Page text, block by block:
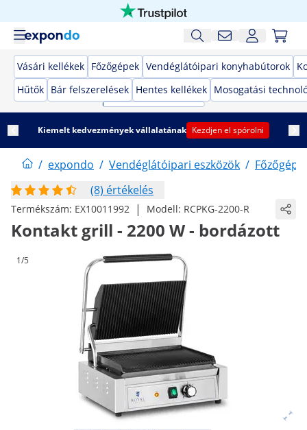
Vásári kellékek Főzőgépek Vendéglátóipari konyhabútorok
Hűtők Bár felszerelések Hentes kellékek Mosogatási
Kiemelt kedvezmények vállalatának Kezdjen el spórolni
/ expondo / Vendéglátóipari eszközök /
(8) értékelés
Termékszám: EX10011992 | Modell: RCPKG-2200-R
Kontakt grill - 2200 W - bordázott
1/5